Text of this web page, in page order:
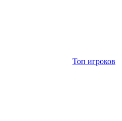
Топ игроков